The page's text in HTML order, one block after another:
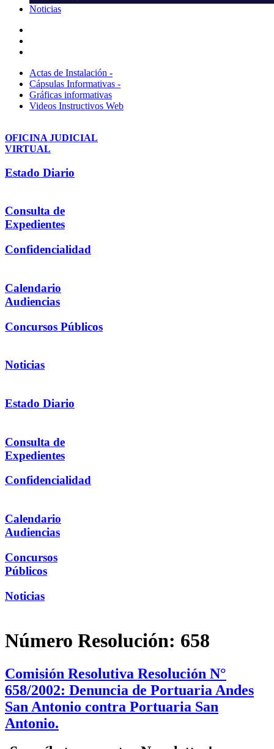
Noticias
Actas de Instalación -
Cápsulas Informativas -
Gráficas informativas
Videos Instructivos Web
OFICINA JUDICIAL
VIRTUAL
Estado Diario
Consulta de
Expedientes
Confidencialidad
Calendario
Audiencias
Concursos Públicos
Noticias
Estado Diario
Consulta de
Expedientes
Confidencialidad
Calendario
Audiencias
Concursos
Públicos
Noticias
Número Resolución: 658
Comisión Resolutiva Resolución N°
658/2002: Denuncia de Portuaria Andes
San Antonio contra Portuaria San
Antonio.